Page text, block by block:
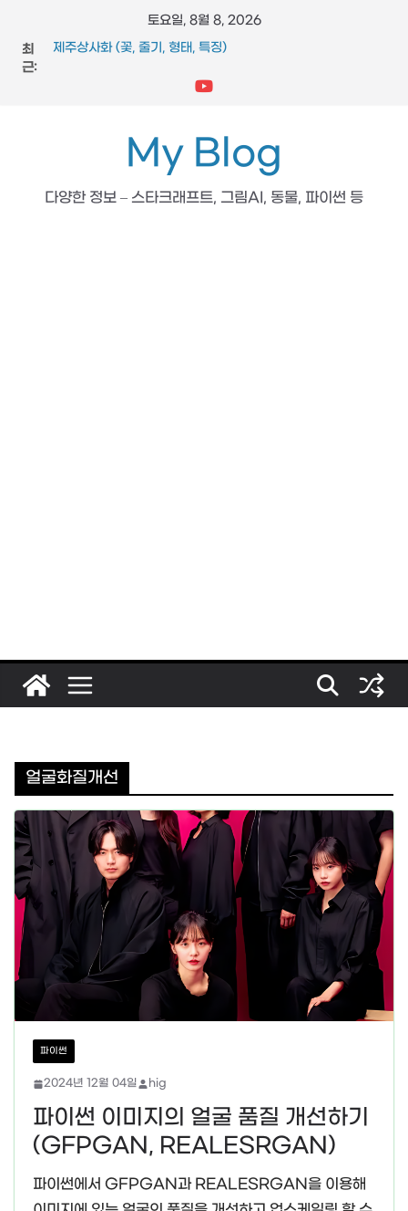
토요일, 8월 8, 2026
최
근:
제주상사화 (꽃, 줄기, 형태, 특징)
스타크래프트 메딕 마법 스킬 (힐, 옵티컬 플레어, 리스토레이
도마뱀 (특징, 생태, 생애, 생김새)
My Blog
다양한 정보 – 스타크래프트, 그림AI, 동물, 파이썬 등
얼굴화질개선
파이썬
2024년 12월 04일 hig
파이썬 이미지의 얼굴 품질 개선하기
(GFPGAN, REALESRGAN)
파이썬에서 GFPGAN과 REALESRGAN을 이용해